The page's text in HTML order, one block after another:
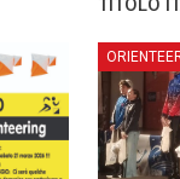
TITOLO